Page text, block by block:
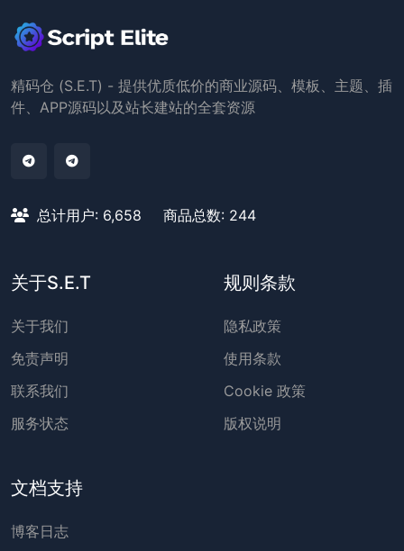
精码仓 (S.E.T) - 提供优质低价的商业源码、模板、主题、插
件、APP源码以及站长建站的全套资源
总计用户: 6,658 商品总数: 244
关于S.E.T
关于我们
免责声明
联系我们
服务状态
规则条款
隐私政策
使用条款
Cookie 政策
版权说明
文档支持
博客日志